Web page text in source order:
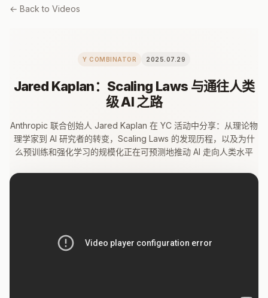
← Back to Videos
Y COMBINATOR 2025.07.29
Jared Kaplan：Scaling Laws 与通往人类
级 AI 之路
Anthropic 联合创始人 Jared Kaplan 在 YC 活动中分享：从理论物
理学家到 AI 研究者的转变，Scaling Laws 的发现历程，以及为什
么预训练和强化学习的规模化正在可预测地推动 AI 走向人类水平